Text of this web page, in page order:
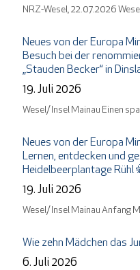
NRZ-Wesel, 22.07.2026
Neues von der Europa
Besuch bei der
„Stauden Becker“ in
19. Juli 2026
Wesel/ Insel Mainau Einen
Neues von der Europa
Lernen, entdecken und
Heidelbeerplantage Rühl
19. Juli 2026
Wesel/ Insel Mainau Anfang
Wie zehn Mädchen das
6. Juli 2026